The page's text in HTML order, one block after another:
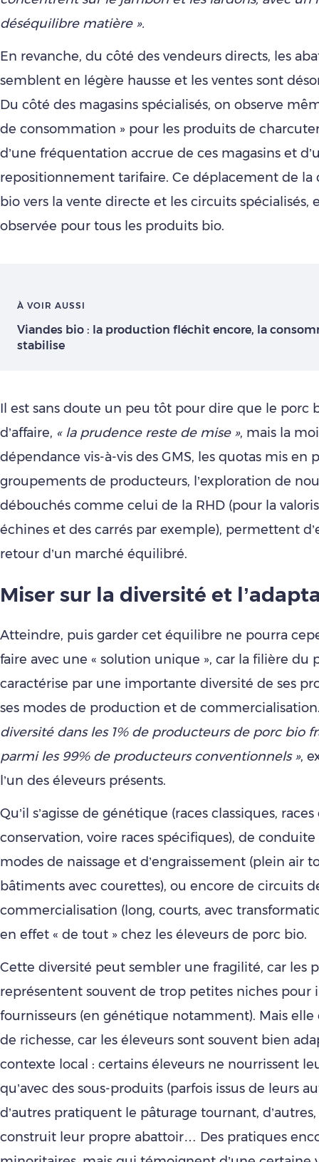
déséquilibre matière ».
En revanche, du côté des vendeurs directs, les
semblent en légère hausse et les ventes sont
Du côté des magasins spécialisés, on observe
de consommation » pour les produits de
d’une fréquentation accrue de ces magasins et
repositionnement tarifaire. Ce déplacement de la
bio vers la vente directe et les circuits spécialisés,
observée pour tous les produits bio.
À VOIR AUSSI
Viandes bio : la production fléchit encore, la
stabilise
Il est sans doute un peu tôt pour dire que le porc
d’affaire, « la prudence reste de mise », mais la
dépendance vis-à-vis des GMS, les quotas mis en
groupements de producteurs, l’exploration de
débouchés comme celui de la RHD (pour la
échines et des carrés par exemple), permettent
retour d’un marché équilibré.
Miser sur la diversité et l’a
Atteindre, puis garder cet équilibre ne pourra
faire avec une « solution unique », car la filière du
caractérise par une importante diversité de ses
ses modes de production et de
diversité dans les 1% de producteurs de porc bio
parmi les 99% de producteurs conventionnels »,
l’un des éleveurs présents.
Qu’il s’agisse de génétique (races classiques, races
conservation, voire races spécifiques), de
modes de naissage et d’engraissement (plein air
bâtiments avec courettes), ou encore de circuits
commercialisation (long, courts, avec
en effet « de tout » chez les éleveurs de porc bio.
Cette diversité peut sembler une fragilité, car les
représentent souvent de trop petites niches pour
fournisseurs (en génétique notamment). Mais elle
de richesse, car les éleveurs sont souvent bien
contexte local : certains éleveurs ne nourrissent
qu’avec des sous-produits (parfois issus de leurs
d’autres pratiquent le pâturage tournant,
construit leur propre abattoir… Des pratiques